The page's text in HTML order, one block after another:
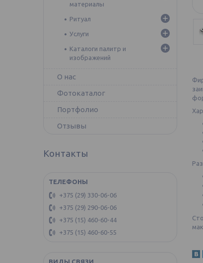
материалы
Ритуал
Услуги
Каталоги палитр и
изображений
О нас
Фотокаталог
Портфолио
Отзывы
Контакты
+375 (29) 330-06-06
+375 (29) 290-06-06
+375 (15) 460-60-44
+375 (15) 460-60-55